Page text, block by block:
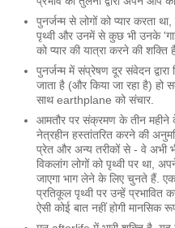
पुनर्जन्म से लोगों को प्यार करता
पृथ्वी और उनमें से कुछ भी उनके
को प्यार की यात्रा करने की शक्ति
पुनर्जन्म में संप्रेषण दूर संवेदन द्वारा
जाता है (और किया जा रहा है)
साथ earthplane को संचार.
आमतौर पर संक्रमण के तीन महीने
नेत्रहीन हस्तांतरित करने की
प्रेत और अन्य तरीकों से - वे अभी
विकलांग लोगों को पृथ्वी पर था,
जाएगा भाग लेने के लिए चुनते हैं. एक
प्रतिकूल पृथ्वी पर उन्हें
ऐसी कोई बात नहीं होगी मानसिक